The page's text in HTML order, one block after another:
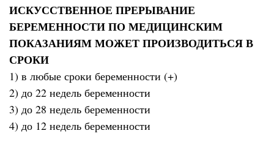
ИСКУССТВЕННОЕ ПРЕРЫВАНИЕ
БЕРЕМЕННОСТИ ПО МЕДИЦИНСКИМ
ПОКАЗАНИЯМ МОЖЕТ ПРОИЗВОДИТЬСЯ В
СРОКИ
1) в любые сроки беременности (+)
2) до 22 недель беременности
3) до 28 недель беременности
4) до 12 недель беременности